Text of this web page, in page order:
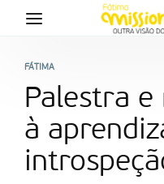
FÁTIMA
Palestra
à